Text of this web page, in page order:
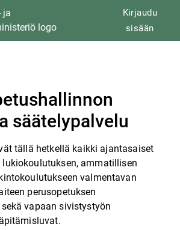
Kirjaudu
sisään
säätelypalvelu
tällä hetkellä kaikki ajantasaiset
lukiokoulutuksen, ammatillisen
valmentavan
perusopetuksen
vapaan sivistystyön